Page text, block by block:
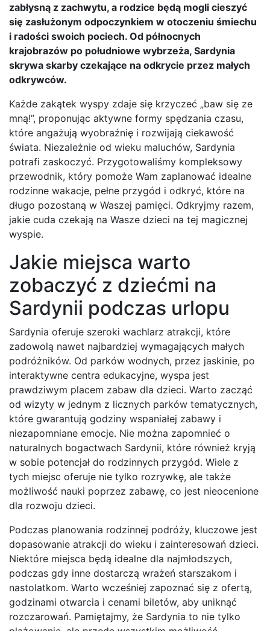
zabłysną z zachwytu, a rodzice będą mogli cieszyć
się zasłużonym odpoczynkiem w otoczeniu śmiechu
i radości swoich pociech. Od północnych
krajobrazów po południowe wybrzeża, Sardynia
skrywa skarby czekające na odkrycie przez małych
odkrywców.
Każde zakątek wyspy zdaje się krzyczeć „baw się ze
mną!”, proponując aktywne formy spędzania czasu,
które angażują wyobraźnię i rozwijają ciekawość
świata. Niezależnie od wieku maluchów, Sardynia
potrafi zaskoczyć. Przygotowaliśmy kompleksowy
przewodnik, który pomoże Wam zaplanować idealne
rodzinne wakacje, pełne przygód i odkryć, które na
długo pozostaną w Waszej pamięci. Odkryjmy razem,
jakie cuda czekają na Wasze dzieci na tej magicznej
wyspie.
Jakie miejsca warto
zobaczyć z dziećmi na
Sardynii podczas urlopu
Sardynia oferuje szeroki wachlarz atrakcji, które
zadowolą nawet najbardziej wymagających małych
podróżników. Od parków wodnych, przez jaskinie, po
interaktywne centra edukacyjne, wyspa jest
prawdziwym placem zabaw dla dzieci. Warto zacząć
od wizyty w jednym z licznych parków tematycznych,
które gwarantują godziny wspaniałej zabawy i
niezapomniane emocje. Nie można zapomnieć o
naturalnych bogactwach Sardynii, które również kryją
w sobie potencjał do rodzinnych przygód. Wiele z
tych miejsc oferuje nie tylko rozrywkę, ale także
możliwość nauki poprzez zabawę, co jest nieocenione
dla rozwoju dzieci.
Podczas planowania rodzinnej podróży, kluczowe jest
dopasowanie atrakcji do wieku i zainteresowań dzieci.
Niektóre miejsca będą idealne dla najmłodszych,
podczas gdy inne dostarczą wrażeń starszakom i
nastolatkom. Warto wcześniej zapoznać się z ofertą,
godzinami otwarcia i cenami biletów, aby uniknąć
rozczarowań. Pamiętajmy, że Sardynia to nie tylko